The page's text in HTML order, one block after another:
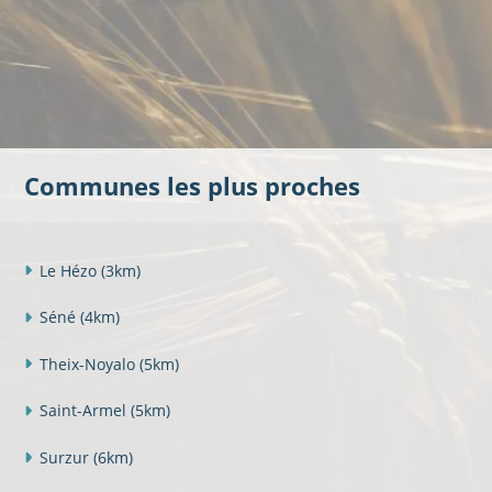
Communes les plus proches
Le Hézo (3km)
Séné (4km)
Theix-Noyalo (5km)
Saint-Armel (5km)
Surzur (6km)